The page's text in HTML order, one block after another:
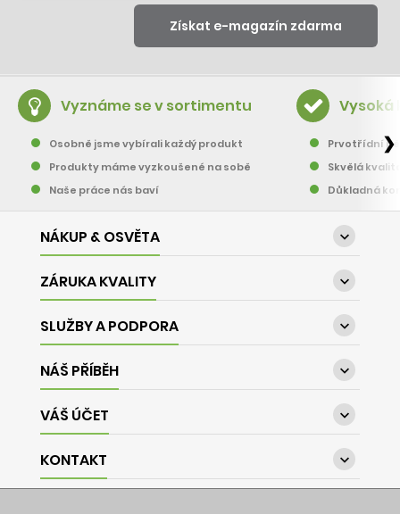
Vyznáme se v sortimentu
Osobně jsme vybírali každý produkt
Produkty máme vyzkoušené na sobě
Naše práce nás baví
Vysoká
Prvotřídní
Skvělá
Důkladná
❯
NÁKUP & OSVĚTA 
ZÁRUKA KVALITY 
SLUŽBY A PODPORA 
NÁŠ PŘÍBĚH 
VÁŠ ÚČET 
KONTAKT 